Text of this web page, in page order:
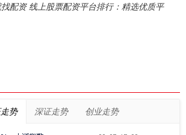
配资 线上股票配资平台排行：精选优质平
势 深证走势 创业走势